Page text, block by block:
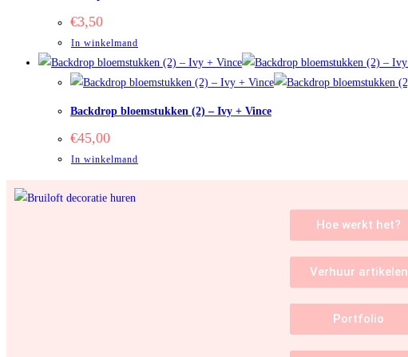
€3,50
In winkelmand
Backdrop bloemstukken (2) – Ivy + Vince
€45,00
In winkelmand
Hoe werkt het?
Verhuur artikelen
Portfolio